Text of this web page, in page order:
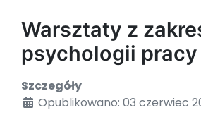
Warsztaty z
psychologii pracy
Szczegóły
Opublikowano: 03 czerwiec